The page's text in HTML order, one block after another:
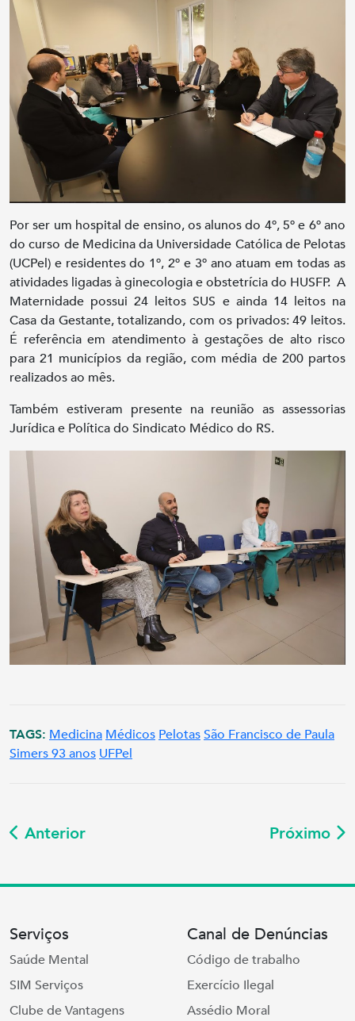
Por ser um hospital de ensino, os alunos do 4º, 5º e 6º ano
do curso de Medicina da Universidade Católica de Pelotas
(UCPel) e residentes do 1º, 2º e 3º ano atuam em todas as
atividades ligadas à ginecologia e obstetrícia do HUSFP. A
Maternidade possui 24 leitos SUS e ainda 14 leitos na
Casa da Gestante, totalizando, com os privados: 49 leitos.
É referência em atendimento à gestações de alto risco
para 21 municípios da região, com média de 200 partos
realizados ao mês.
Também estiveram presente na reunião as assessorias
Jurídica e Política do Sindicato Médico do RS.
TAGS: MedicinaMédicosPelotasSão Francisco de Paula
Simers 93 anosUFPel
Anterior Próximo
Serviços
Saúde Mental
SIM Serviços
Clube de Vantagens
Canal de Denúncias
Código de trabalho
Exercício Ilegal
Assédio Moral